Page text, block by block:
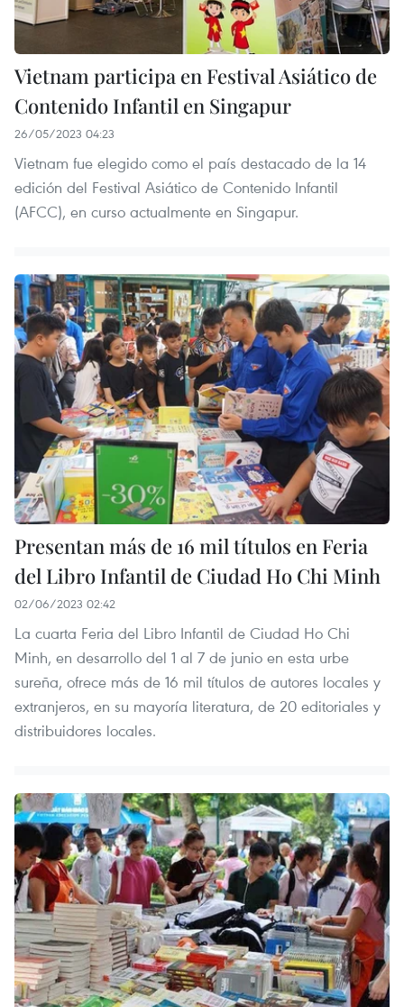
Vietnam participa en Festival Asiático de
Contenido Infantil en Singapur
26/05/2023 04:23
Vietnam fue elegido como el país destacado de la 14
edición del Festival Asiático de Contenido Infantil
(AFCC), en curso actualmente en Singapur.
Presentan más de 16 mil títulos en Feria
del Libro Infantil de Ciudad Ho Chi Minh
02/06/2023 02:42
La cuarta Feria del Libro Infantil de Ciudad Ho Chi
Minh, en desarrollo del 1 al 7 de junio en esta urbe
sureña, ofrece más de 16 mil títulos de autores locales y
extranjeros, en su mayoría literatura, de 20 editoriales y
distribuidores locales.